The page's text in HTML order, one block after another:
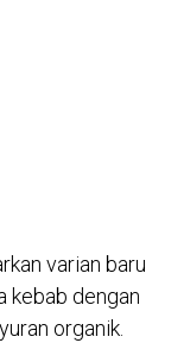
varian baru
kebab dengan
organik.